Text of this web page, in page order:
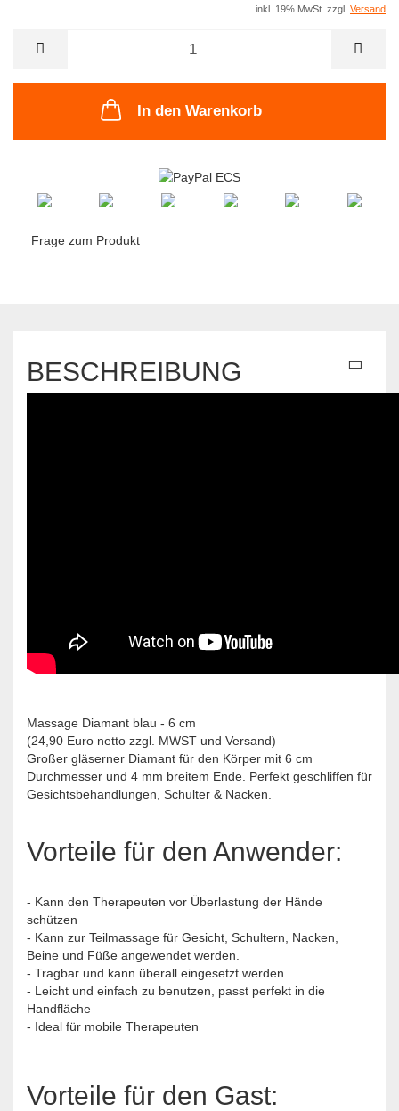
inkl. 19% MwSt. zzgl. Versand
In den Warenkorb
Frage zum Produkt
BESCHREIBUNG
Massage Diamant blau - 6 cm
(24,90 Euro netto zzgl. MWST und Versand)
Großer gläserner Diamant für den Körper mit 6 cm
Durchmesser und 4 mm breitem Ende. Perfekt geschliffen für
Gesichtsbehandlungen, Schulter & Nacken.
Vorteile für den Anwender:
- Kann den Therapeuten vor Überlastung der Hände
schützen
- Kann zur Teilmassage für Gesicht, Schultern, Nacken,
Beine und Füße angewendet werden.
- Tragbar und kann überall eingesetzt werden
- Leicht und einfach zu benutzen, passt perfekt in die
Handfläche
- Ideal für mobile Therapeuten
Vorteile für den Gast: